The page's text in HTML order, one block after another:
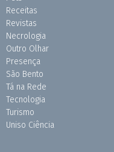
Receitas
Revistas
Necrologia
Outro Olhar
Presença
São Bento
Tá na Rede
Tecnologia
Turismo
Uniso Ciência